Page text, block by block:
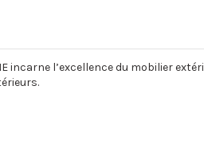
incarne l’excellence du mobilier